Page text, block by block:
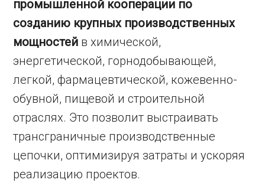
промышленной кооперации по
созданию крупных производственных
мощностей в химической,
энергетической, горнодобывающей,
легкой, фармацевтической, кожевенно-
обувной, пищевой и строительной
отраслях. Это позволит выстраивать
трансграничные производственные
цепочки, оптимизируя затраты и ускоряя
реализацию проектов.